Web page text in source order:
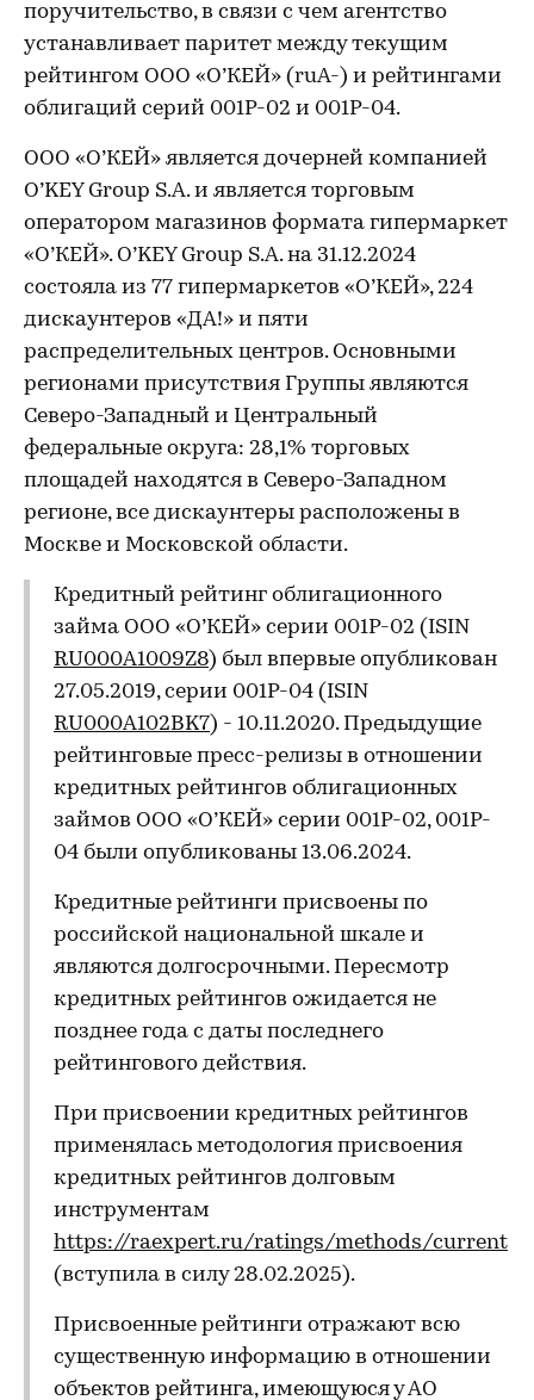
поручительство, в связи с чем агентство
устанавливает паритет между текущим
рейтингом ООО «О’КЕЙ» (ruA-) и рейтингами
облигаций серий 001P-02 и 001P-04.
ООО «О’КЕЙ» является дочерней компанией
O’KEY Group S.A. и является торговым
оператором магазинов формата гипермаркет
«О’КЕЙ». O’KEY Group S.A. на 31.12.2024
состояла из 77 гипермаркетов «О’КЕЙ», 224
дискаунтеров «ДА!» и пяти
распределительных центров. Основными
регионами присутствия Группы являются
Северо-Западный и Центральный
федеральные округа: 28,1% торговых
площадей находятся в Северо-Западном
регионе, все дискаунтеры расположены в
Москве и Московской области.
Кредитный рейтинг облигационного
займа ООО «О’КЕЙ» серии 001P-02 (ISIN
RU000A1009Z8) был впервые опубликован
27.05.2019, серии 001P-04 (ISIN
RU000A102BK7) - 10.11.2020. Предыдущие
рейтинговые пресс-релизы в отношении
кредитных рейтингов облигационных
займов ООО «О’КЕЙ» серии 001P-02, 001P-
04 были опубликованы 13.06.2024.
Кредитные рейтинги присвоены по
российской национальной шкале и
являются долгосрочными. Пересмотр
кредитных рейтингов ожидается не
позднее года с даты последнего
рейтингового действия.
При присвоении кредитных рейтингов
применялась методология присвоения
кредитных рейтингов долговым
инструментам
https://raexpert.ru/ratings/methods/current
(вступила в силу 28.02.2025).
Присвоенные рейтинги отражают всю
существенную информацию в отношении
объектов рейтинга, имеющуюся у АО